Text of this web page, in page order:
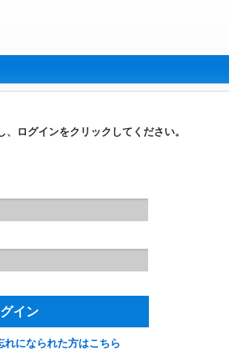
、ログインをクリックしてください。
れになられた方はこちら